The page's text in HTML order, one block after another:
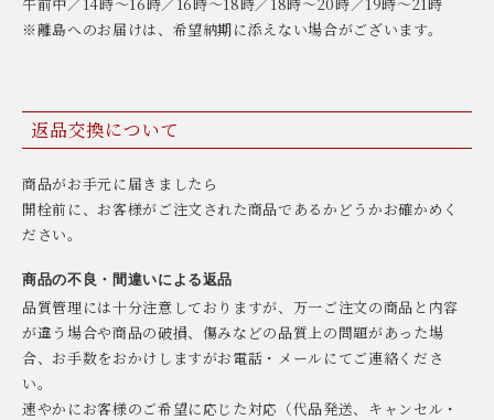
午前中／14時〜16時／16時〜18時／18時〜20時／19時〜21時
※離島へのお届けは、希望納期に添えない場合がございます。
返品交換について
商品がお手元に届きましたら
開栓前に、お客様がご注文された商品であるかどうかお確かめく
ださい。
商品の不良・間違いによる返品
品質管理には十分注意しておりますが、万一ご注文の商品と内容
が違う場合や商品の破損、傷みなどの品質上の問題があった場
合、お手数をおかけしますがお電話・メールにてご連絡くださ
い。
速やかにお客様のご希望に応じた対応（代品発送、キャンセル・